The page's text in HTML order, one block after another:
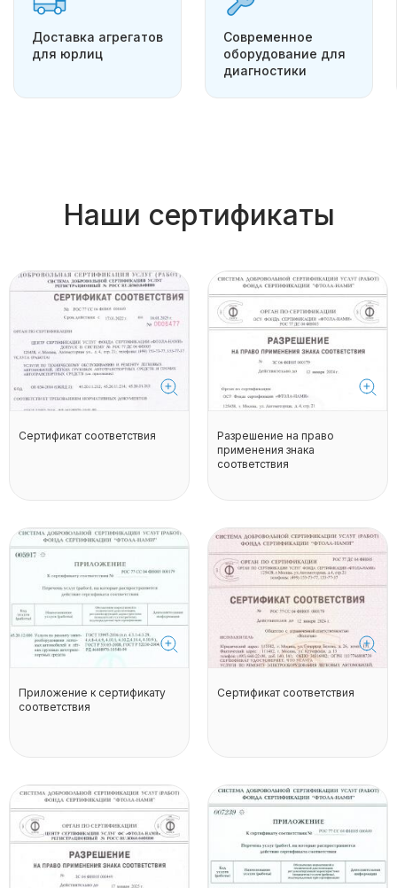
Доставка агрегатов
для юрлиц
Современное
оборудование для
диагностики
Наши сертификаты
Сертификат соответствия
Разрешение на право
применения знака
соответствия
Приложение к сертификату
соответствия
Сертификат соответствия